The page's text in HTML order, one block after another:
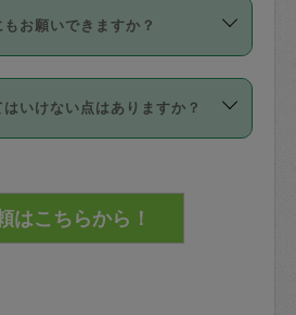
ださい。
】タスカジさんの登録に際
損害賠償保険について教えて
セル（定期、スポット契約
る※と、以下のキャンセル
す。
ル料：
時間前＝依頼料金の50%
回のみ」依頼を活用するこ
気に入ったタスカジさんを
合う気になるタスカジさ
。
気に入ったタスカジさんに
お願いできますか？
作業はタスカジさんの同意
数回の依頼ののち、タスカ
者の間で十分な信頼関係が
に入るためにタスカジさん
いけない点はありますか？
かかるロッカーや金庫に入
責任の元管理するよう心掛
。